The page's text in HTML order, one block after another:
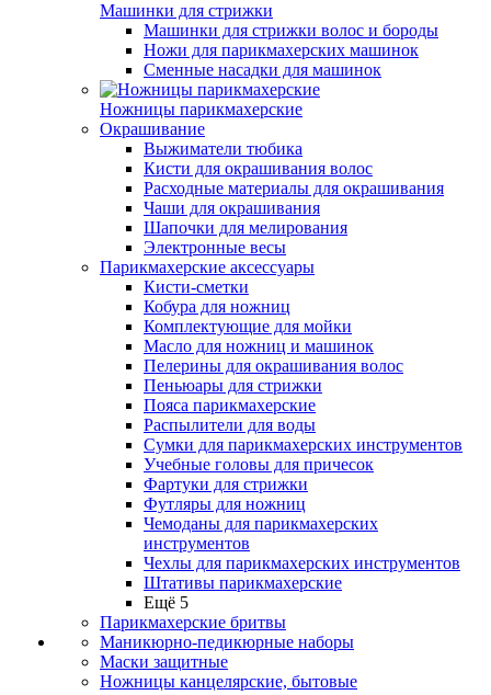
Машинки для стрижки
Машинки для стрижки волос и бороды
Ножи для парикмахерских машинок
Сменные насадки для машинок
Ножницы парикмахерские
Окрашивание
Выжиматели тюбика
Кисти для окрашивания волос
Расходные материалы для окрашивания
Чаши для окрашивания
Шапочки для мелирования
Электронные весы
Парикмахерские аксессуары
Кисти-сметки
Кобура для ножниц
Комплектующие для мойки
Масло для ножниц и машинок
Пелерины для окрашивания волос
Пеньюары для стрижки
Пояса парикмахерские
Распылители для воды
Сумки для парикмахерских инструментов
Учебные головы для причесок
Фартуки для стрижки
Футляры для ножниц
Чемоданы для парикмахерских
инструментов
Чехлы для парикмахерских инструментов
Штативы парикмахерские
Ещё 5
Парикмахерские бритвы
Маникюрно-педикюрные наборы
Маски защитные
Ножницы канцелярские, бытовые